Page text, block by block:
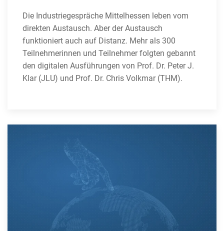
Die Industriegespräche Mittelhessen leben vom
direkten Austausch. Aber der Austausch
funktioniert auch auf Distanz. Mehr als 300
Teilnehmerinnen und Teilnehmer folgten gebannt
den digitalen Ausführungen von Prof. Dr. Peter J.
Klar (JLU) und Prof. Dr. Chris Volkmar (THM).